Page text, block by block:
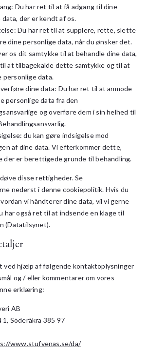
Du har ret til at få adgang til dine
der er kendt af os.
Du har ret til at supplere, rette, slette
dine personlige data, når du ønsker det.
os dit samtykke til at behandle dine data,
at tilbagekalde dette samtykke og til at
personlige data.
dine data: Du har ret til at anmode
personlige data fra den
og overføre dem i sin helhed til
du kan gøre indsigelse mod
af ​​dine data. Vi efterkommer dette,
der er berettigede grunde til behandling.
disse rettigheder. Se
nederst i denne cookiepolitik. Hvis du
vi håndterer dine data, vil vi gerne
har også ret til at indsende en klage til
(Datatilsynet).
ved hjælp af følgende kontaktoplysninger
og / eller kommentarer om vores
erklæring:
AB
1, Söderåkra 385 97
www.stufvenas.se/da/